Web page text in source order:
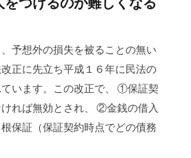
予想外の損失を被ることの無い
正に先立ち平成１６年に民法の
います。この改正で、 ①保証契
れば無効とされ、 ②金銭の借入
保証（保証契約時点でどの債務